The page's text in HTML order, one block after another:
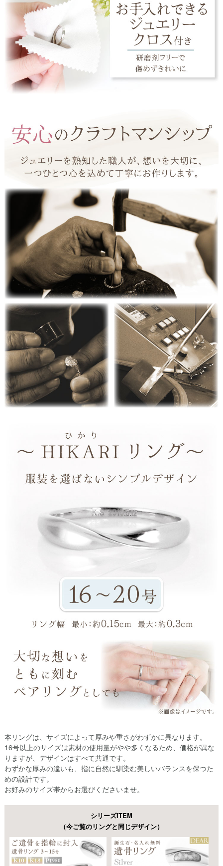
本リングは、サイズによって厚みや重さがわずかに異なります。
16号以上のサイズは素材の使用量がやや多くなるため、価格が異な
りますが、デザインはすべて共通です。
わずかな厚みの違いも、指に自然に馴染む美しいバランスを保つた
めの設計です。
お好みのサイズ帯からお選びくださいませ。
シリーズITEM
（今ご覧のリングと同じデザイン）